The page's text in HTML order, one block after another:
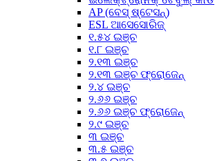
AP (ବେସ୍ ଷ୍ଟେସନ୍)
ESL ଆସେସୋରିଜ୍
୧.୫୪ ଇଞ୍ଚ
୧.୮ ଇଞ୍ଚ
୨.୧୩ ଇଞ୍ଚ
୨.୧୩ ଇଞ୍ଚ ଫ୍ରୋଜେନ୍
୨.୪ ଇଞ୍ଚ
୨.୬୬ ଇଞ୍ଚ
୨.୬୬ ଇଞ୍ଚ ଫ୍ରୋଜେନ୍
୨.୯ ଇଞ୍ଚ
୩ ଇଞ୍ଚ
୩.୫ ଇଞ୍ଚ